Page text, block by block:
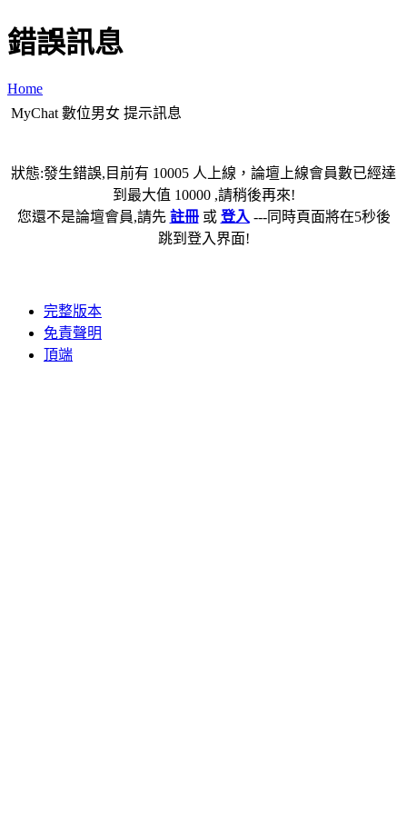
錯誤訊息
Home
MyChat 數位男女 提示訊息
狀態:發生錯誤,目前有 10005 人上線，論壇上線會員數已經達
到最大值 10000 ,請稍後再來!
您還不是論壇會員,請先 註冊或 登入 ---同時頁面將在5秒後
跳到登入界面!
完整版本
免責聲明
頂端